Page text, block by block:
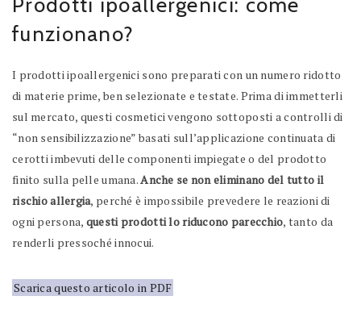
funzionano?
I prodotti ipoallergenici sono preparati con un numero ridotto
di materie prime, ben selezionate e testate. Prima di immetterli
sul mercato, questi cosmetici vengono sottoposti a controlli di
“non sensibilizzazione” basati sull’applicazione continuata di
cerotti imbevuti delle componenti impiegate o del prodotto
finito sulla pelle umana.Anche se non eliminano del tutto il
rischio allergia, perché è impossibile prevedere le reazioni di
ogni persona, questi prodotti lo riducono parecchio, tanto da
renderli pressoché innocui.
Scarica questo articolo in PDF